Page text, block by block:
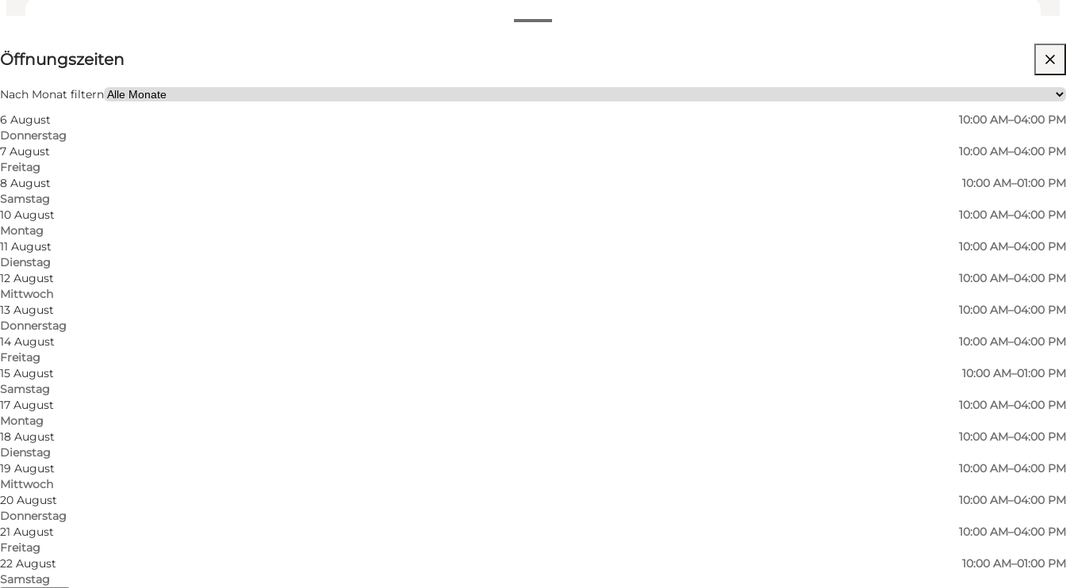
Öffnungszeiten
Nach Monat filtern
6 August
Donnerstag
10:00 AM–04:00 PM
7 August
Freitag
10:00 AM–04:00 PM
8 August
Samstag
10:00 AM–01:00 PM
10 August
Montag
10:00 AM–04:00 PM
11 August
Dienstag
10:00 AM–04:00 PM
12 August
Mittwoch
10:00 AM–04:00 PM
13 August
Donnerstag
10:00 AM–04:00 PM
14 August
Freitag
10:00 AM–04:00 PM
15 August
Samstag
10:00 AM–01:00 PM
17 August
Montag
10:00 AM–04:00 PM
18 August
Dienstag
10:00 AM–04:00 PM
19 August
Mittwoch
10:00 AM–04:00 PM
20 August
Donnerstag
10:00 AM–04:00 PM
21 August
Freitag
10:00 AM–04:00 PM
22 August
Samstag
10:00 AM–01:00 PM
Website besuchen
Freunde, Mein Partner, Mir selbst, Kinder